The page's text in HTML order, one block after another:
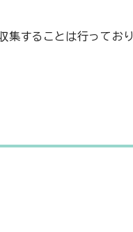
集することは行っており